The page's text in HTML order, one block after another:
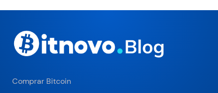
Comprar Bitcoin